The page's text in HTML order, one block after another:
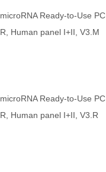
microRNA Ready-to-Use PC
R, Human panel I+II, V3.M
microRNA Ready-to-Use PC
R, Human panel I+II, V3.R